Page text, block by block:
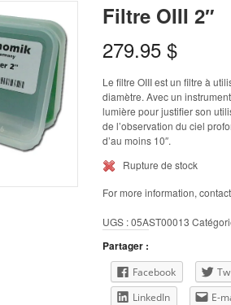
Filtre OIII 2″
279.95 $
Le filtre OIII est un filtre à
diamètre. Avec un
lumière pour justifier son
de l’observation du ciel
d’au moins 10″.
Rupture de stock
For more information,
UGS :05AST00013
Partager :
Facebook
LinkedIn
E-